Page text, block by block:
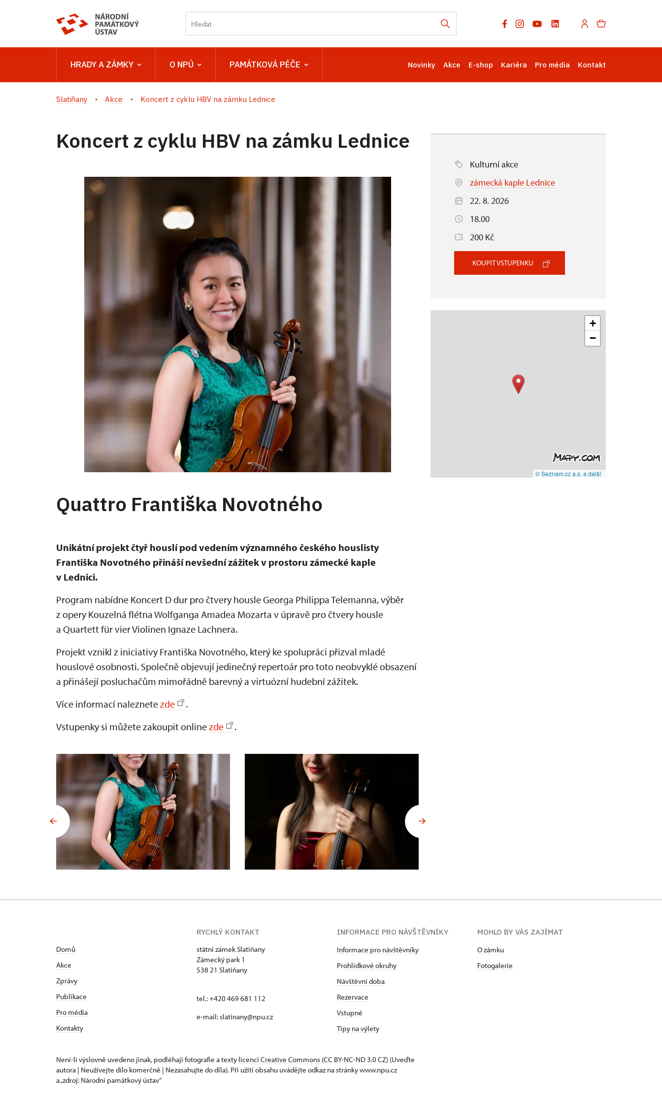
HRADY A ZÁMKY O NPÚ PAMÁTKOVÁ PÉČE Novinky Akce E-shop Kariéra Pro média Kontakt
Slatiňany Akce Koncert z cyklu HBV na zámku Lednice
Koncert z cyklu HBV na zámku Lednice
Quattro Františka Novotného
Unikátní projekt čtyř houslí pod vedením významného českého houslisty
Františka Novotného přináší nevšední zážitek v prostoru zámecké kaple
v Lednici.
Program nabídne Koncert D dur pro čtvery housle Georga Philippa Telemanna, výběr
z opery Kouzelná flétna Wolfganga Amadea Mozarta v úpravě pro čtvery housle
a Quartett für vier Violinen Ignaze Lachnera.
Projekt vznikl z iniciativy Františka Novotného, který ke spolupráci přizval mladé
houslové osobnosti. Společně objevují jedinečný repertoár pro toto neobvyklé obsazení
a přinášejí posluchačům mimořádně barevný a virtuózní hudební zážitek.
Více informací naleznetezde
.
Vstupenky si můžete zakoupit onlinezde .
Kulturní akce
zámecká kaple Lednice
22. 8. 2026
18.00
200 Kč
KOUPIT VSTUPENKU
+
−
© Seznam.cz a.s. a další
Domů
Akce
Zprávy
Publikace
Pro média
Kontakty
RYCHLÝ KONTAKT
státní zámek Slatiňany
Zámecký park 1
538 21 Slatiňany
tel.: +420 469 681 112
e-mail: slatinany@npu.cz
INFORMACE PRO NÁVŠTĚVNÍKY
Informace pro návštěvníky
Prohlídkové okruhy
Návštěvní doba
Rezervace
Vstupné
Tipy na výlety
MOHLO BY VÁS ZAJÍMAT
O zámku
Fotogalerie
Není-li výslovně uvedeno jinak, podléhají fotografie a texty licenci Creative Commons (CC BY-NC-ND 3.0 CZ) (Uveďte
autora | Neužívejte dílo komerčně | Nezasahujte do díla). Při užití obsahu uvádějte odkaz na stránky www.npu.cz
a „zdroj: Národní památkový ústav“